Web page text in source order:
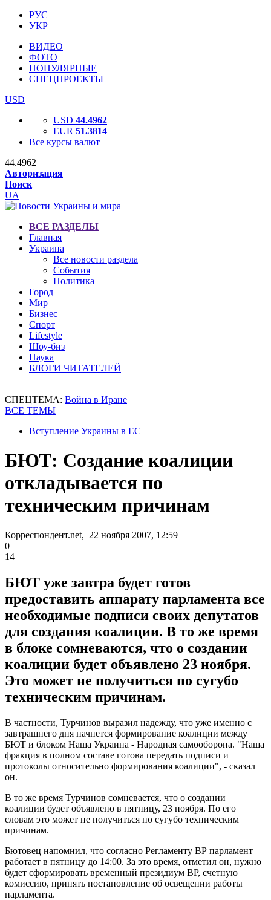
РУС
УКР
ВИДЕО
ФОТО
ПОПУЛЯРНЫЕ
СПЕЦПРОЕКТЫ
USD
USD 44.4962
EUR 51.3814
Все курсы валют
44.4962
Авторизация
Поиск
UA
ВСЕ РАЗДЕЛЫ
Главная
Украина
Все новости раздела
События
Политика
Город
Мир
Бизнес
Спорт
Lifestyle
Шоу-биз
Наука
БЛОГИ ЧИТАТЕЛЕЙ
СПЕЦТЕМА: Война в Иране
ВСЕ ТЕМЫ
Вступление Украины в ЕС
БЮТ: Создание коалиции
откладывается по
техническим причинам
Корреспондент.net, 22 ноября 2007, 12:59
0
14
БЮТ уже завтра будет готов
предоставить аппарату парламента все
необходимые подписи своих депутатов
для создания коалиции. В то же время
в блоке сомневаются, что о создании
коалиции будет объявлено 23 ноября.
Это может не получиться по сугубо
техническим причинам.
В частности, Турчинов выразил надежду, что уже именно с
завтрашнего дня начнется формирование коалиции между
БЮТ и блоком Наша Украина - Народная самооборона. "Наша
фракция в полном составе готова передать подписи и
протоколы относительно формирования коалиции", - сказал
он.
В то же время Турчинов сомневается, что о создании
коалиции будет объявлено в пятницу, 23 ноября. По его
словам это может не получиться по сугубо техническим
причинам.
Бютовец напомнил, что согласно Регламенту ВР парламент
работает в пятницу до 14:00. За это время, отметил он, нужно
будет сформировать временный президиум ВР, счетную
комиссию, принять постановление об освещении работы
парламента.